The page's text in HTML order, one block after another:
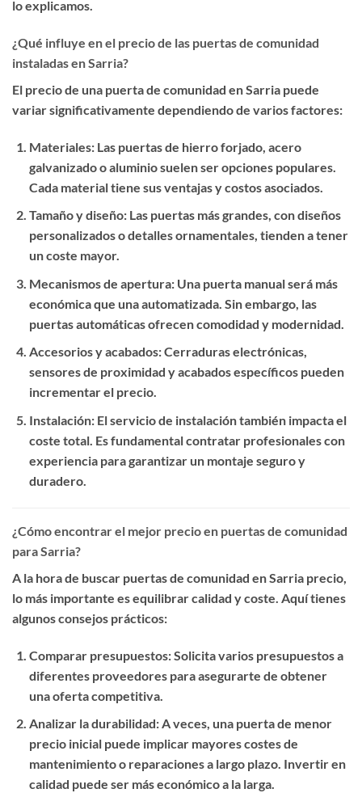
lo explicamos.
¿Qué influye en el precio de las puertas de comunidad
instaladas en Sarria?
El precio de una puerta de comunidad en Sarria puede
variar significativamente dependiendo de varios factores:
Materiales: Las puertas de hierro forjado, acero
galvanizado o aluminio suelen ser opciones populares.
Cada material tiene sus ventajas y costos asociados.
Tamaño y diseño: Las puertas más grandes, con diseños
personalizados o detalles ornamentales, tienden a tener
un coste mayor.
Mecanismos de apertura: Una puerta manual será más
económica que una automatizada. Sin embargo, las
puertas automáticas ofrecen comodidad y modernidad.
Accesorios y acabados: Cerraduras electrónicas,
sensores de proximidad y acabados específicos pueden
incrementar el precio.
Instalación: El servicio de instalación también impacta el
coste total. Es fundamental contratar profesionales con
experiencia para garantizar un montaje seguro y
duradero.
¿Cómo encontrar el mejor precio en puertas de comunidad
para Sarria?
A la hora de buscar puertas de comunidad en Sarria precio,
lo más importante es equilibrar calidad y coste. Aquí tienes
algunos consejos prácticos:
Comparar presupuestos: Solicita varios presupuestos a
diferentes proveedores para asegurarte de obtener
una oferta competitiva.
Analizar la durabilidad: A veces, una puerta de menor
precio inicial puede implicar mayores costes de
mantenimiento o reparaciones a largo plazo. Invertir en
calidad puede ser más económico a la larga.